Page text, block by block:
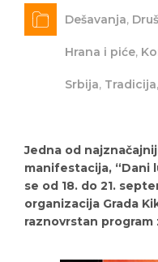
Dešavanja,
Hrana i piće,
Srbija, Tradicija,
Jedna od
manifestacija, “Dani
se od 18. do 21.
organizacija Grada
raznovrstan